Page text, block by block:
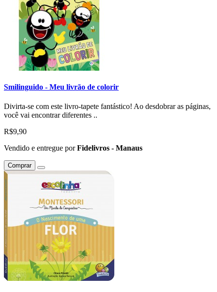
Smilinguido - Meu livrão de colorir
Divirta-se com este livro-tapete fantástico! Ao desdobrar as páginas,
você vai encontrar diferentes ..
R$9,90
Vendido e entregue porFidelivros - Manaus
Comprar